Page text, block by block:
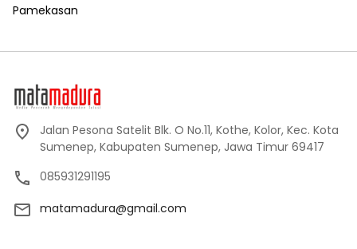
Pamekasan
Jalan Pesona Satelit Blk. O No.11, Kothe, Kolor, Kec. Kota
Sumenep, Kabupaten Sumenep, Jawa Timur 69417
085931291195
matamadura@gmail.com